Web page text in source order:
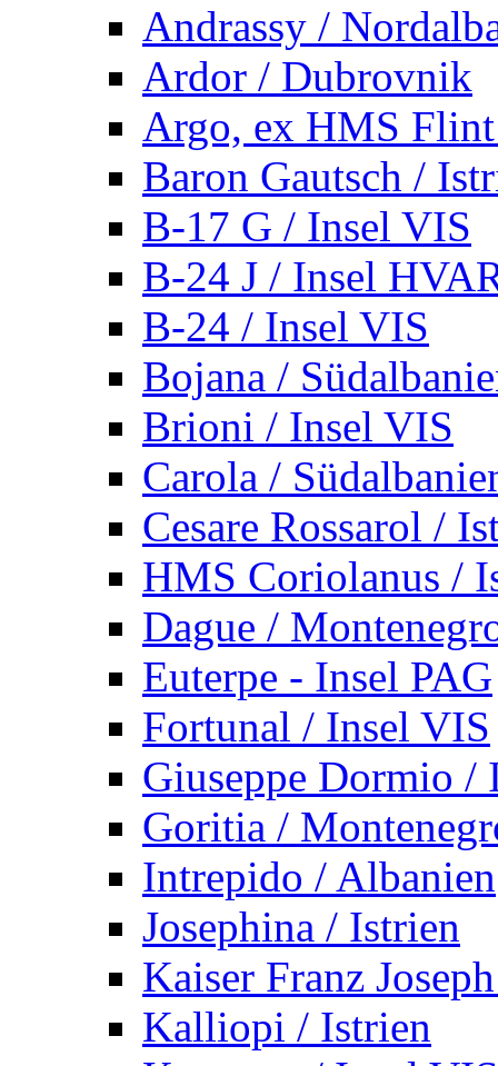
Andrassy /
Ardor / Dubrovnik
Argo, ex HMS
Baron Gautsch /
B-17 G / Insel VIS
B-24 J / Insel
B-24 / Insel VIS
Bojana /
Brioni / Insel VIS
Carola /
Cesare Rossarol /
HMS Coriolanus /
Dague /
Euterpe - Insel PAG
Fortunal / Insel VIS
Giuseppe Dormio /
Goritia /
Intrepido / Albanien
Josephina / Istrien
Kaiser Franz
Kalliopi / Istrien